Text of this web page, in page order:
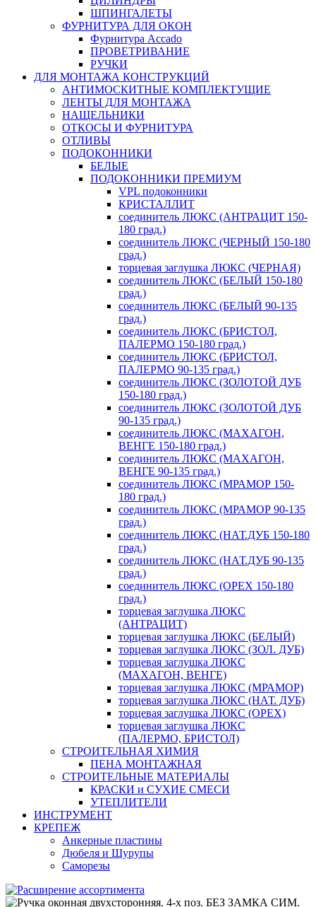
ШПИНГАЛЕТЫ
ФУРНИТУРА ДЛЯ ОКОН
Фурнитура Accado
ПРОВЕТРИВАНИЕ
РУЧКИ
ДЛЯ МОНТАЖА КОНСТРУКЦИЙ
АНТИМОСКИТНЫЕ КОМПЛЕКТУЩИЕ
ЛЕНТЫ ДЛЯ МОНТАЖА
НАЩЕЛЬНИКИ
ОТКОСЫ И ФУРНИТУРА
ОТЛИВЫ
ПОДОКОННИКИ
БЕЛЫЕ
ПОДОКОННИКИ ПРЕМИУМ
VPL подоконники
КРИСТАЛЛИТ
соединитель ЛЮКС (АНТРАЦИТ 150-
180 град.)
соединитель ЛЮКС (ЧЕРНЫЙ 150-180
град.)
торцевая заглушка ЛЮКС (ЧЕРНАЯ)
соединитель ЛЮКС (БЕЛЫЙ 150-180
град.)
соединитель ЛЮКС (БЕЛЫЙ 90-135
град.)
соединитель ЛЮКС (БРИСТОЛ,
ПАЛЕРМО 150-180 град.)
соединитель ЛЮКС (БРИСТОЛ,
ПАЛЕРМО 90-135 град.)
соединитель ЛЮКС (ЗОЛОТОЙ ДУБ
150-180 град.)
соединитель ЛЮКС (ЗОЛОТОЙ ДУБ
90-135 град.)
соединитель ЛЮКС (МАХАГОН,
ВЕНГЕ 150-180 град.)
соединитель ЛЮКС (МАХАГОН,
ВЕНГЕ 90-135 град.)
соединитель ЛЮКС (МРАМОР 150-
180 град.)
соединитель ЛЮКС (МРАМОР 90-135
град.)
соединитель ЛЮКС (НАТ.ДУБ 150-180
град.)
соединитель ЛЮКС (НАТ.ДУБ 90-135
град.)
соединитель ЛЮКС (ОРЕХ 150-180
град.)
торцевая заглушка ЛЮКС
(АНТРАЦИТ)
торцевая заглушка ЛЮКС (БЕЛЫЙ)
торцевая заглушка ЛЮКС (ЗОЛ. ДУБ)
торцевая заглушка ЛЮКС
(МАХАГОН, ВЕНГЕ)
торцевая заглушка ЛЮКС (МРАМОР)
торцевая заглушка ЛЮКС (НАТ. ДУБ)
торцевая заглушка ЛЮКС (ОРЕХ)
торцевая заглушка ЛЮКС
(ПАЛЕРМО, БРИСТОЛ)
СТРОИТЕЛЬНАЯ ХИМИЯ
ПЕНА МОНТАЖНАЯ
СТРОИТЕЛЬНЫЕ МАТЕРИАЛЫ
КРАСКИ и СУХИЕ СМЕСИ
УТЕПЛИТЕЛИ
ИНСТРУМЕНТ
КРЕПЕЖ
Анкерные пластины
Дюбеля и Шурупы
Саморезы